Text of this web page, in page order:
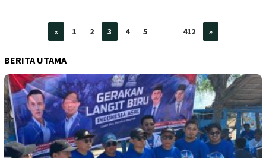
« 1 2 3 4 5 412 »
BERITA UTAMA